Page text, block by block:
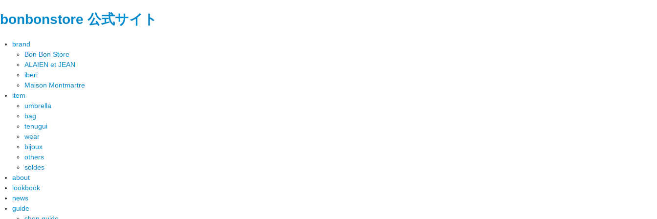
bonbonstore 公式サイト
brand
Bon Bon Store
ALAIEN et JEAN
iberi
Maison Montmartre
item
umbrella
bag
tenugui
wear
bijoux
others
soldes
about
lookbook
news
guide